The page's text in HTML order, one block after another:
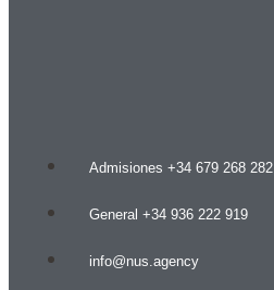
Admisiones +34 679 268 282
General +34 936 222 919
info@nus.agency